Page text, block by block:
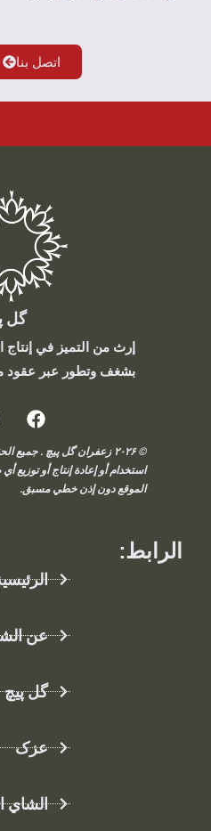
اتصل بنا
الرابط:
عن
گل پیچ
عزک
الشاي
گل
إرث من التميز في إنتاج
بشغف وتطور عبر عقود
© ۲۰۲۶ زعفران گل پیچ . جميع
استخدام أو إعادة إنتاج أو توزيع
الموقع دون إذن خطي مسبق.